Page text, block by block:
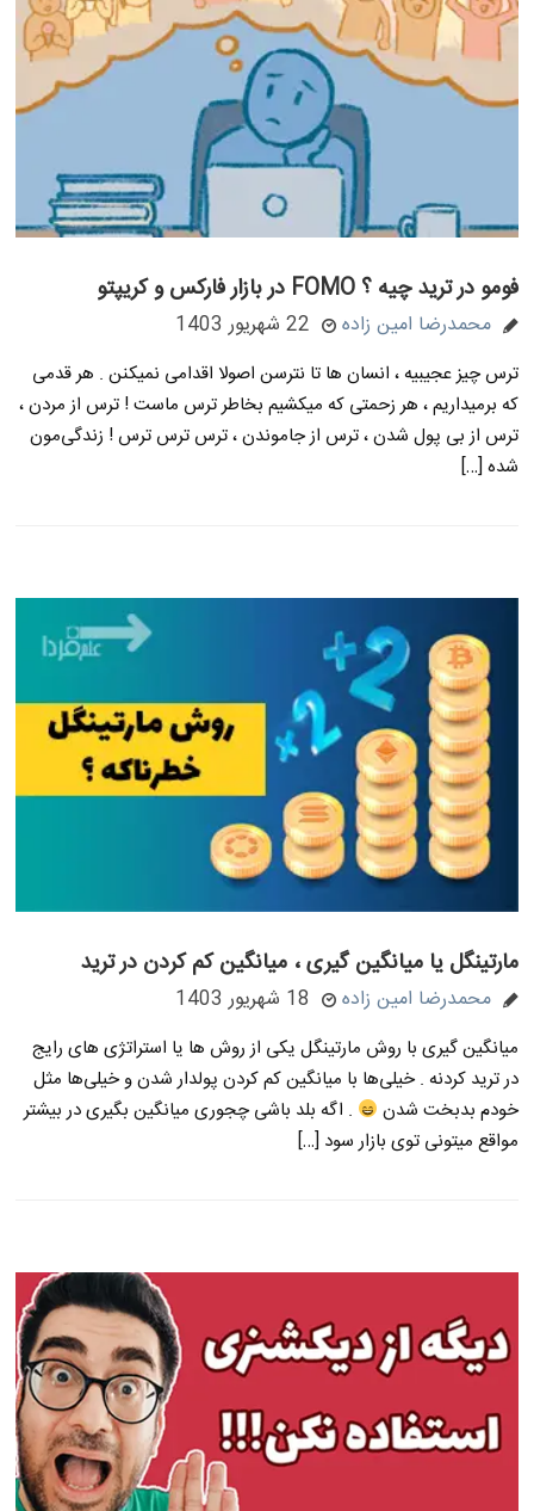
فومو در ترید چیه ؟ FOMO در بازار فارکس و کریپتو
محمدرضا امین زاده 22 شهریور 1403
ترس چیز عجیبیه ، انسان ها تا نترسن اصولا اقدامی نمیکنن . هر قدمی
که برمیداریم ، هر زحمتی که میکشیم بخاطر ترس ماست ! ترس از مردن ،
ترس از بی پول شدن ، ترس از جاموندن ، ترس ترس ترس ! زندگی‌مون
شده […]
مارتینگل یا میانگین گیری ، میانگین کم کردن در ترید
محمدرضا امین زاده 18 شهریور 1403
میانگین گیری با روش مارتینگل یکی از روش ها یا استراتژی های رایج
در ترید کردنه . خیلی‌ها با میانگین کم کردن پولدار شدن و خیلی‌ها مثل
خودم بدبخت شدن
. اگه بلد باشی چجوری میانگین بگیری در بیشتر
مواقع میتونی توی بازار سود […]